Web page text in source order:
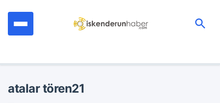
atalar tören21